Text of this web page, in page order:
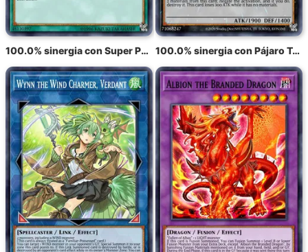
100.0% sinergia con Super Polimerización 100.0% sinergia con Pájaro Tótem